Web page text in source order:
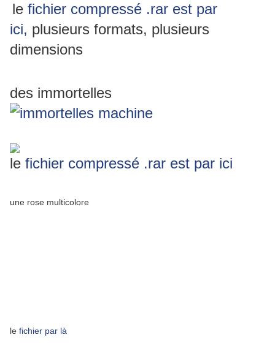
le fichier compressé .rar est par
ici, plusieurs formats, plusieurs
dimensions
des immortelles
le fichier compressé .rar est par ici
une rose multicolore
le fichier par là